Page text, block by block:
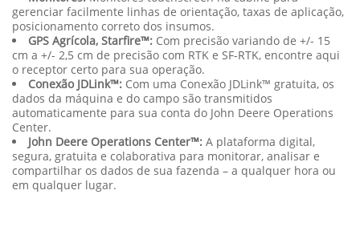
Agricultura de precisão
Monitores:Monitores touchscreen na cabine para
gerenciar facilmente linhas de orientação, taxas de aplicação,
posicionamento correto dos insumos.
GPS Agrícola, Starfire™: Com precisão variando de +/- 15
cm a +/- 2,5 cm de precisão com RTK e SF-RTK, encontre aqui
o receptor certo para sua operação.
Conexão JDLink™:Com uma Conexão JDLink™ gratuita, os
dados da máquina e do campo são transmitidos
automaticamente para sua conta do John Deere Operations
Center.
John Deere Operations Center™: